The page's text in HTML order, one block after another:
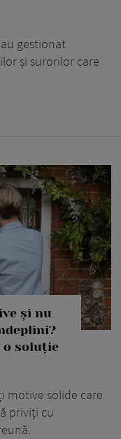
gestionat
și surorilor care
și nu
o soluție
motive solide care
priviți cu